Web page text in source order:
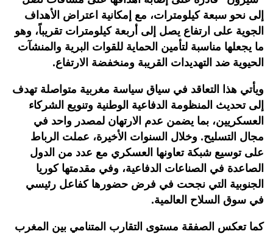
إلى نحو سبعة كيلومترات، مع إمكانية اعتراض الأهداف
الجوية على ارتفاع يصل إلى أربعة كيلومترات تقريباً، وهو
ما يجعلها مناسبة لتأمين الحماية للقوات البرية والمنشآت
الحيوية ضد التهديدات القريبة ومنخفضة الارتفاع.
ويأتي هذا التعاقد في سياق سياسة مغربية متواصلة تهدف
إلى تحديث المنظومة الدفاعية الوطنية وتنويع الشركاء
العسكريين، بما يضمن عدم الارتهان لمصدر واحد في
مجال التسليح. وخلال السنوات الأخيرة، عملت الرباط
على توسيع شبكة تعاونها العسكري مع عدد من الدول
الصاعدة في الصناعات الدفاعية، وفي مقدمتها كوريا
الجنوبية التي نجحت في فرض حضورها كفاعل رئيسي
في سوق السلاح العالمية.
كما تعكس الصفقة مستوى التقارب المتنامي بين المغرب